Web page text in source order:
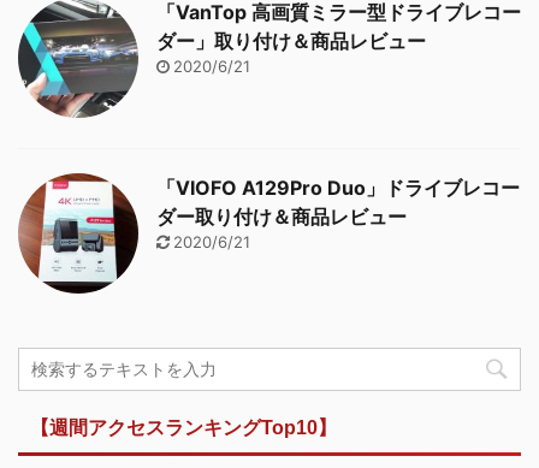
「VanTop 高画質ミラー型ドライブレコー
ダー」取り付け＆商品レビュー
2020/6/21
「VIOFO A129Pro Duo」ドライブレコー
ダー取り付け＆商品レビュー
2020/6/21
【週間アクセスランキングTop10】